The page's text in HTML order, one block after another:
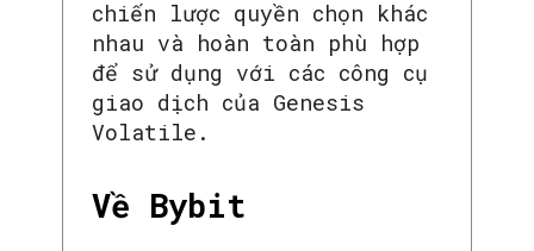
chiến lược quyền chọn khác
nhau và hoàn toàn phù hợp
để sử dụng với các công cụ
giao dịch của Genesis
Volatile.
Về Bybit